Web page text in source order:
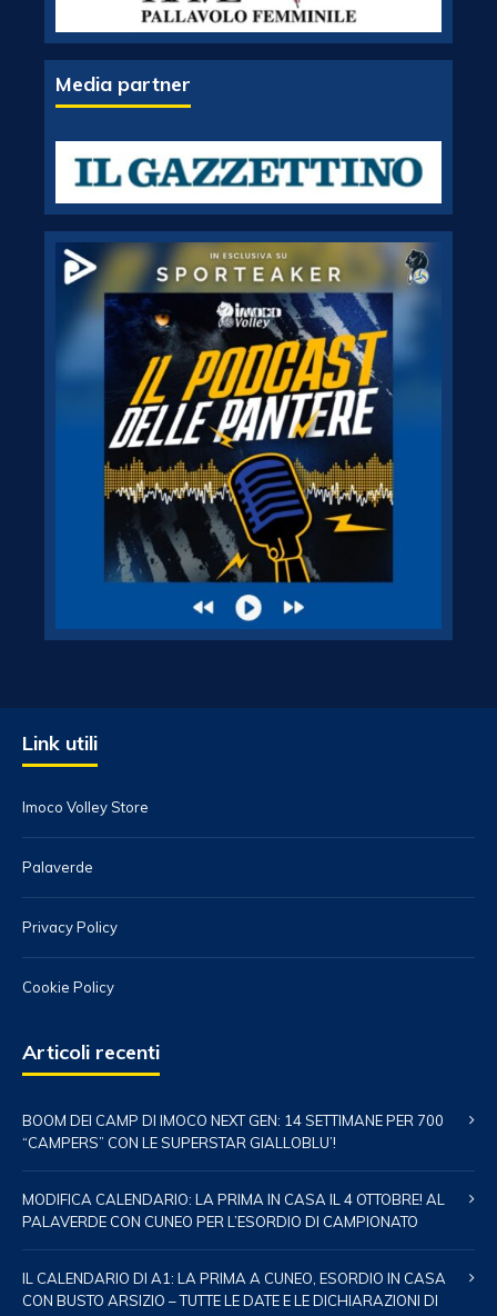
Media partner
Link utili
Imoco Volley Store
Palaverde
Privacy Policy
Cookie Policy
Articoli recenti
BOOM DEI CAMP DI IMOCO NEXT GEN: 14 SETTIMANE PER 700
“CAMPERS” CON LE SUPERSTAR GIALLOBLU’!
MODIFICA CALENDARIO: LA PRIMA IN CASA IL 4 OTTOBRE! AL
PALAVERDE CON CUNEO PER L’ESORDIO DI CAMPIONATO
IL CALENDARIO DI A1: LA PRIMA A CUNEO, ESORDIO IN CASA
CON BUSTO ARSIZIO – TUTTE LE DATE E LE DICHIARAZIONI DI